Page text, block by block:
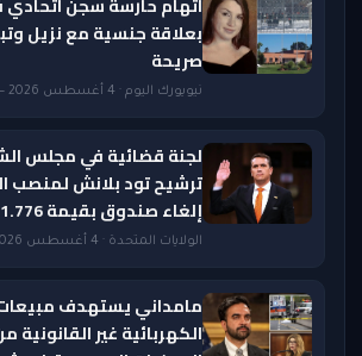
بعلاقة جنسية مع نزيل
صريحة
نيويورك اليوم · 4 أغسطس 2026 — 8:20 AM
لجنة قضائية في مجلس
ترشيح تود بلانش لمنصب
إلغاء صندوق بقيمة 1.776 مليار دولار
الولايات المتحدة · 4 أغسطس 2026 — 11:20 AM
مامداني يستهدف مبيعات
الكهربائية غير